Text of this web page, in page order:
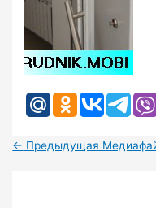
← Предыдущая